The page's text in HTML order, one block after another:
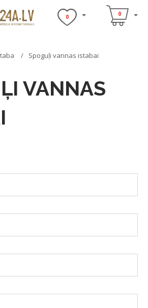
0 0
Spoguļi vannas istabai
VANNAS